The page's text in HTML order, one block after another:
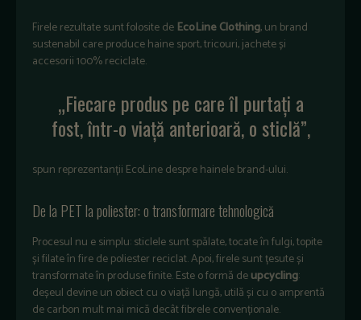
Firele rezultate sunt folosite de EcoLine Clothing, un brand
sustenabil care produce haine sport, tricouri, jachete și
accesorii 100% reciclate.
„Fiecare produs pe care îl purtați a
fost, într-o viață anterioară, o sticlă”,
spun reprezentanții EcoLine despre hainele brand-ului.
De la PET la poliester: o transformare tehnologică
Procesul nu e simplu: sticlele sunt spălate, tocate în fulgi, topite
și filate în fire de poliester reciclat. Apoi, firele sunt țesute și
transformate în produse finite. Este o formă deupcycling:
deșeul devine un obiect cu o viață lungă, utilă și cu o amprentă
de carbon mult mai mică decât fibrele convenționale.